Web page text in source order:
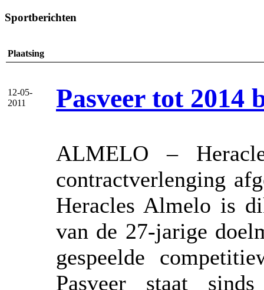
Sportberichten
Plaatsing
12-05-
2011
Pasveer tot 2014
ALMELO –
contractverlenging
Heracles Almelo is
van de 27-jarige
gespeelde
Pasveer staat